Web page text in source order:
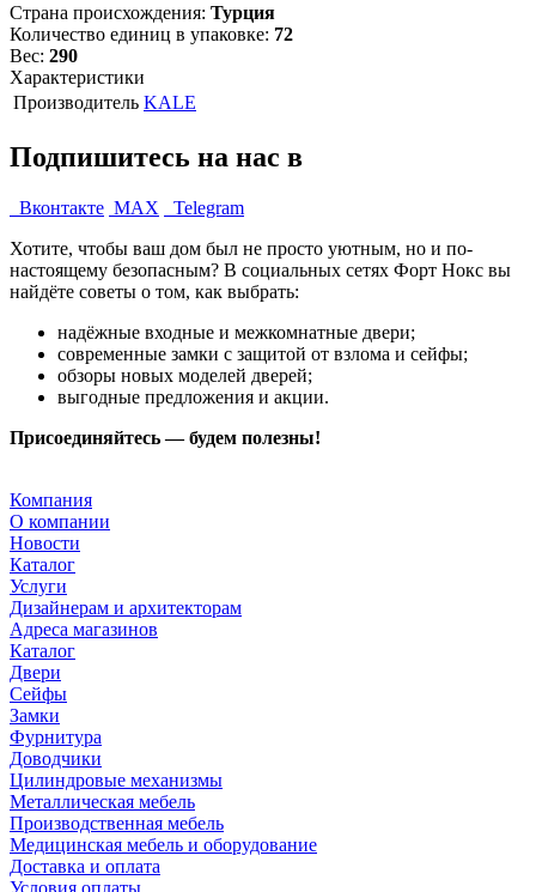
Страна происхождения: Турция
Количество единиц в упаковке: 72
Вес: 290
Характеристики
Производитель KALE
Подпишитесь на нас в
Вконтакте MAX
Telegram
Хотите, чтобы ваш дом был не просто уютным, но и по-
настоящему безопасным? В социальных сетях Форт Нокс вы
найдёте советы о том, как выбрать:
надёжные входные и межкомнатные двери;
современные замки с защитой от взлома и сейфы;
обзоры новых моделей дверей;
выгодные предложения и акции.
Присоединяйтесь — будем полезны!
Компания
О компании
Новости
Каталог
Услуги
Дизайнерам и архитекторам
Адреса магазинов
Каталог
Двери
Сейфы
Замки
Фурнитура
Доводчики
Цилиндровые механизмы
Металлическая мебель
Производственная мебель
Медицинская мебель и оборудование
Доставка и оплата
Условия оплаты